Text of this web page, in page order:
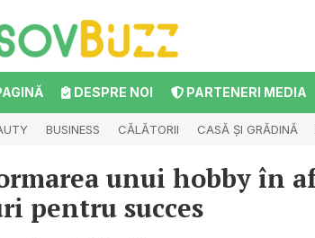
DESPRE NOI PARTENERI MEDIA
BUSINESS CĂLĂTORII CASĂ ȘI GRĂDINĂ
unui hobby în
pentru succes